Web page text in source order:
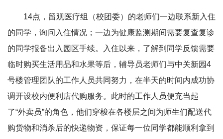
14点，留观医疗组（校团委）的老师们一边联系新入住
的同学，询问入住情况；一边为健康监测期间需要复查复诊
的同学报备出入园区手续。入住以来，了解到同学反馈需要
临时购买生活用品和水果等后，辅导员老师们与中关新园4
号楼管理团队的工作人员共同努力，在半天的时间内成功协
调开设校内便利店代购服务。此时的工作人员便充当起
了“外卖员”的角色，他们穿梭在各楼层之间为师生们配送代
购货物和消杀后的快递物资，保证每一位同学都能顺利拿到